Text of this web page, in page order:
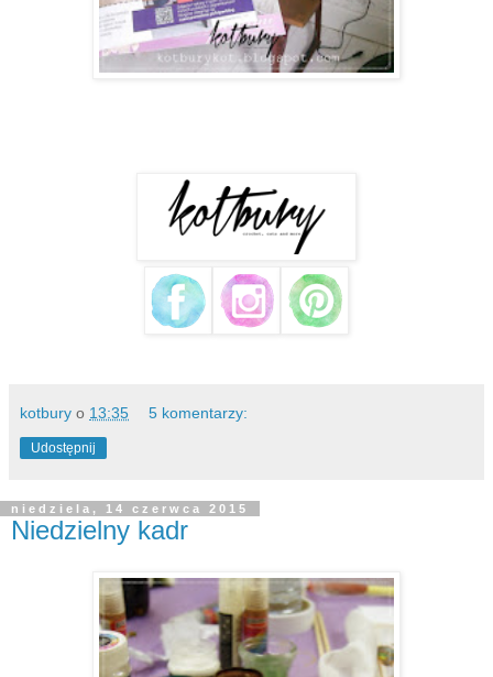
kotbury o 13:35 5 komentarzy:
Udostępnij
niedziela, 14 czerwca 2015
Niedzielny kadr